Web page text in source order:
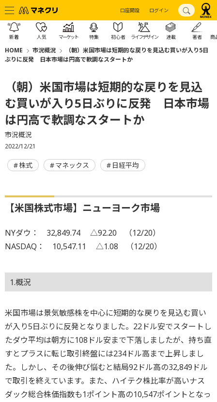
口座開設 ログイン
新着 人気 マーケット 特集 初心者 ライフデザイン 連載 著者 商
HOME 市況概況
（朝）米国市場は短期的な戻りを見込む買いが入り5日
ぶりに反発 日本市場は円高で軟調なスタートか
（朝）米国市場は短期的な戻りを見込
む買いが入り5日ぶりに反発 日本市場
は円高で軟調なスタートか
市況概況
2022/12/21
株式 マネックス 日経平均
【米国株式市場】ニューヨーク市場
NYダウ： 32,849.74 △92.20 （12/20）
NASDAQ： 10,547.11 △1.08 （12/20）
1.概況
米国市場は景気敏感株を中心に短期的な戻りを見込む買い
が入り5日ぶりに反発となりました。22ドル安でスタートし
たダウ平均は朝方に108ドル安まで下落しましたが、持ち直
すとプラスに転じ取引終盤には234ドル高まで上昇しまし
た。しかし、その後伸び悩むと結局92ドル高の32,849ドル
で取引を終えています。また、ハイテク株比率が高いナス
ダック総合株価指数も1ポイント高の10,547ポイントとなっ